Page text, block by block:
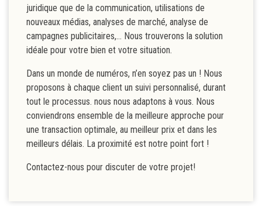
juridique que de la communication, utilisations de
nouveaux médias, analyses de marché, analyse de
campagnes publicitaires,... Nous trouverons la solution
idéale pour votre bien et votre situation.
Dans un monde de numéros, n’en soyez pas un ! Nous
proposons à chaque client un suivi personnalisé, durant
tout le processus. nous nous adaptons à vous. Nous
conviendrons ensemble de la meilleure approche pour
une transaction optimale, au meilleur prix et dans les
meilleurs délais. La proximité est notre point fort !
Contactez-nous pour discuter de votre projet!